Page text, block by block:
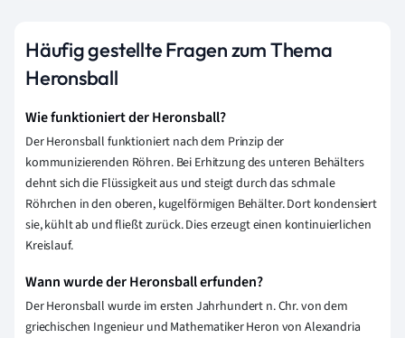
Häufig gestellte Fragen zum Thema
Heronsball
Wie funktioniert der Heronsball?
Der Heronsball funktioniert nach dem Prinzip der
kommunizierenden Röhren. Bei Erhitzung des unteren Behälters
dehnt sich die Flüssigkeit aus und steigt durch das schmale
Röhrchen in den oberen, kugelförmigen Behälter. Dort kondensiert
sie, kühlt ab und fließt zurück. Dies erzeugt einen kontinuierlichen
Kreislauf.
Wann wurde der Heronsball erfunden?
Der Heronsball wurde im ersten Jahrhundert n. Chr. von dem
griechischen Ingenieur und Mathematiker Heron von Alexandria